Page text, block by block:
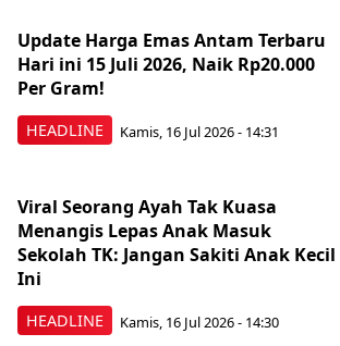
HEADLINE
Update Harga Emas Antam Terbaru
Hari ini 15 Juli 2026, Naik Rp20.000
Per Gram!
Kamis, 16 Jul 2026 - 14:31
HEADLINE
Viral Seorang Ayah Tak Kuasa
Menangis Lepas Anak Masuk
Sekolah TK: Jangan Sakiti Anak Kecil
Ini
Kamis, 16 Jul 2026 - 14:30